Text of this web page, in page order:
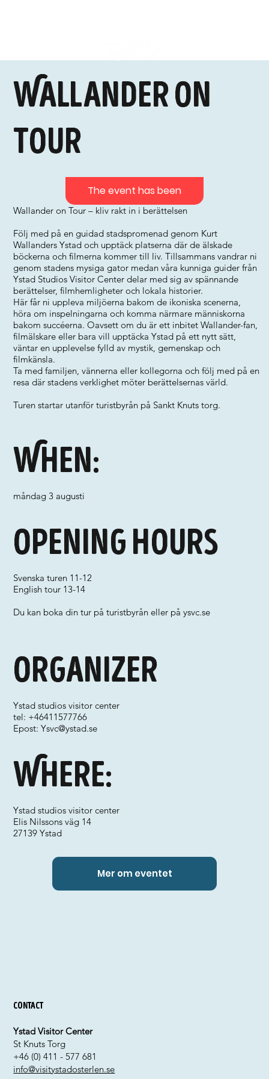
Wallander on
tour
Wallander on Tour – kliv rakt in i berättelsen
Följ med på en guidad stadspromenad genom Kurt
Wallanders Ystad och upptäck platserna där de älskade
böckerna och filmerna kommer till liv. Tillsammans vandrar ni
genom stadens mysiga gator medan våra kunniga guider från
Ystad Studios Visitor Center delar med sig av spännande
berättelser, filmhemligheter och lokala historier.
Här får ni uppleva miljöerna bakom de ikoniska scenerna,
höra om inspelningarna och komma närmare människorna
bakom succéerna. Oavsett om du är ett inbitet Wallander-fan,
filmälskare eller bara vill upptäcka Ystad på ett nytt sätt,
väntar en upplevelse fylld av mystik, gemenskap och
filmkänsla.
Ta med familjen, vännerna eller kollegorna och följ med på en
resa där stadens verklighet möter berättelsernas värld.
Turen startar utanför turistbyrån på Sankt Knuts torg.
When:
måndag 3 augusti
Where:
Organizer
Ystad studios visitor center
tel: +46411577766
Epost:Ysvc@ystad.se
Ystad studios visitor center
Elis Nilssons väg 14
27139 Ystad
Opening hours
Svenska turen 11-12
English tour 13-14
Du kan boka din tur på turistbyrån eller på ysvc.se
Mer om eventet
The event has been
Contact
Ystad Visitor Center
St Knuts Torg
+46 (0) 411 - 577 681
info@visitystadosterlen.se